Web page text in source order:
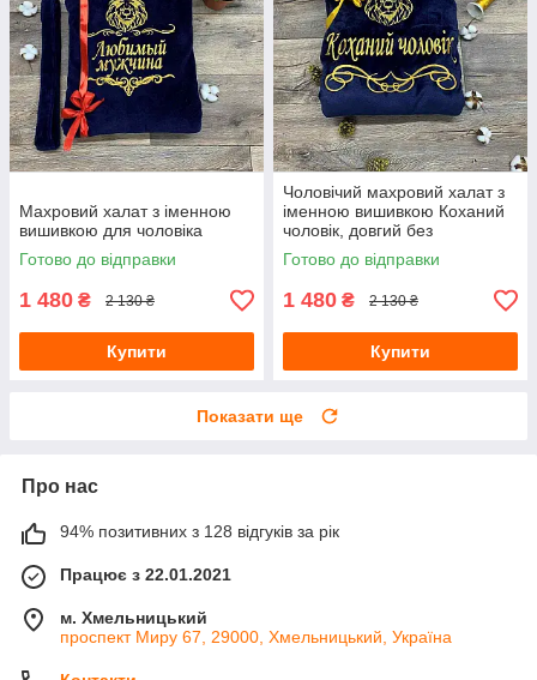
Махровий халат з іменною
вишивкою для чоловіка
Готово до відправки
1 480 ₴ 2 130 ₴
Купити
Чоловічий махровий халат з
іменною вишивкою Коханий
чоловік, довгий без
капюшона
Готово до відправки
1 480 ₴ 2 130 ₴
Купити
Показати ще
Про нас
94% позитивних з 128 відгуків за рік
Працює з 22.01.2021
м. Хмельницький
проспект Миру 67, 29000, Хмельницький, Україна